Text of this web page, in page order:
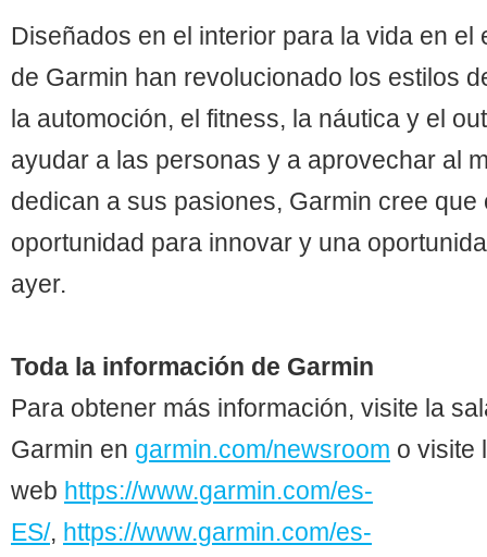
Diseñados en el interior para la vida en el
de Garmin han revolucionado los estilos
la automoción, el fitness, la náutica y el
ayudar a las personas y a aprovechar al
dedican a sus pasiones, Garmin cree
oportunidad para innovar y una
ayer.
Toda la información de Garmin
Para obtener más información, visite la
Garmin en garmin.com/newsroom o visite
web https://www.garmin.com/es-
ES/, https://www.garmin.com/es-